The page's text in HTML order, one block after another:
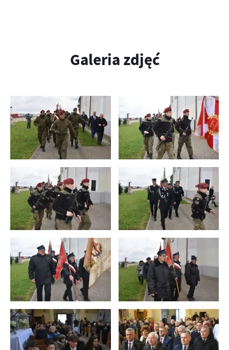
Galeria zdjęć